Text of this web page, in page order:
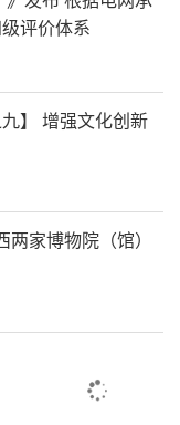
评价体系
】 增强文化创新
家博物院（馆）